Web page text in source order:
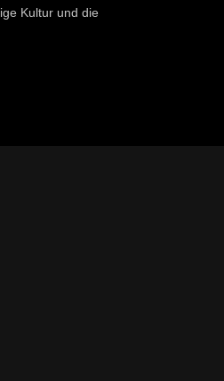
Kultur und die